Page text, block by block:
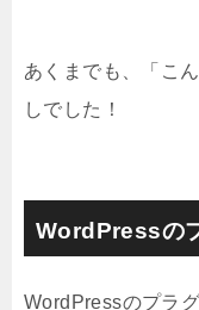
あくまでも、「こ
しでした！
WordPressの
WordPressのプラ